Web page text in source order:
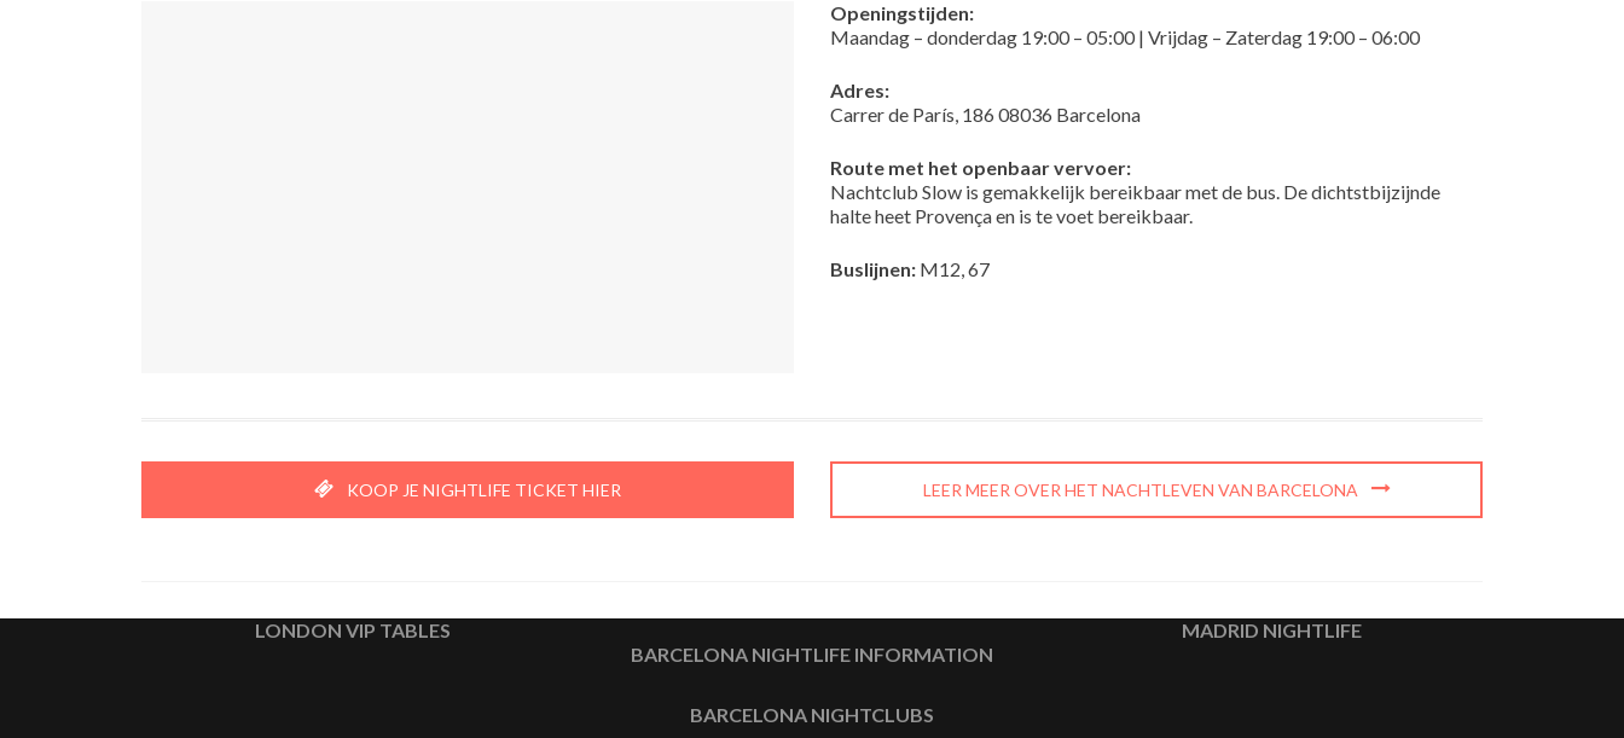
Openingstijden:
Maandag – donderdag 19:00 – 05:00 | Vrijdag – Zaterdag 19:00 – 06:00
Adres:
Carrer de París, 186 08036 Barcelona
Route met het openbaar vervoer:
Nachtclub Slow is gemakkelijk bereikbaar met de bus. De dichtstbijzijnde
halte heet Provença en is te voet bereikbaar.
Buslijnen: M12, 67
KOOP JE NIGHTLIFE TICKET HIER LEER MEER OVER HET NACHTLEVEN VAN BARCELONA
LONDON VIP TABLES
BARCELONA NIGHTLIFE INFORMATION
BARCELONA NIGHTCLUBS
MADRID NIGHTLIFE